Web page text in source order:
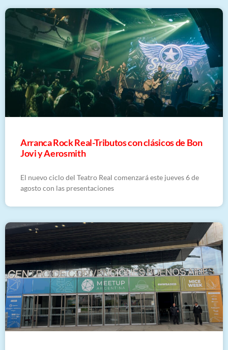
Arranca Rock Real-Tributos con clásicos de Bon
Jovi y Aerosmith
El nuevo ciclo del Teatro Real comenzará este jueves 6 de
agosto con las presentaciones